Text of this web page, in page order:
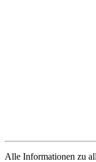
Alle Informationen zu